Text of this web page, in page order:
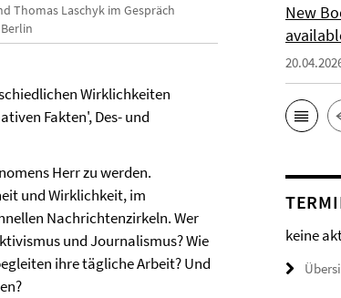
Thomas Laschyk im Gespräch
Wirklichkeiten
Fakten', Des- und
Herr zu werden.
und Wirklichkeit, im
Nachrichtenzirkeln. Wer
und Journalismus? Wie
ihre tägliche Arbeit? Und
New
keine